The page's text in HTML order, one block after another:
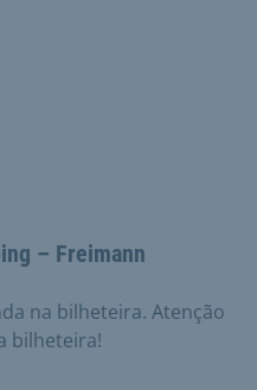
– Freimann
na bilheteira. Atenção
bilheteira!